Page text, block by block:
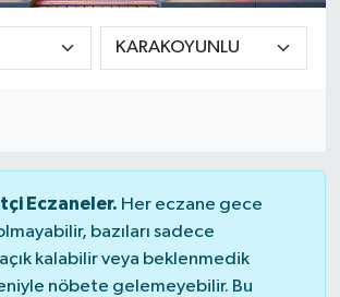
Eczaneler. Her eczane gece
bazıları sadece
kalabilir veya beklenmedik
nöbete gelemeyebilir. Bu